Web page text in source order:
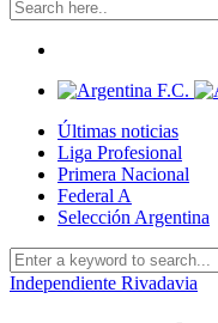
Últimas noticias
Liga Profesional
Primera Nacional
Federal A
Selección Argentina
Independiente Rivadavia